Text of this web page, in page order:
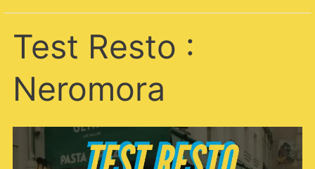
Test Resto :
Neromora
Resto